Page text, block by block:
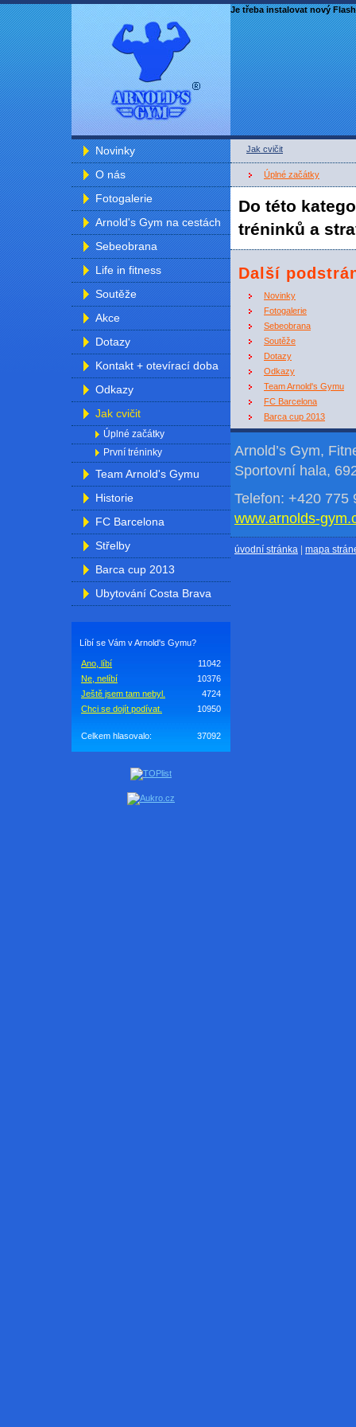
Je třeba instalovat nový Flash
Novinky
O nás
Fotogalerie
Arnold's Gym na cestách
Sebeobrana
Life in fitness
Soutěže
Akce
Dotazy
Kontakt + otevírací doba
Odkazy
Jak cvičit
Úplné začátky
První tréninky
Team Arnold's Gymu
Historie
FC Barcelona
Střelby
Barca cup 2013
Ubytování Costa Brava
Líbí se Vám v Arnold's Gymu?
Ano, líbí
11042
Ne, nelíbí
10376
Ještě jsem tam nebyl.
4724
Chci se dojít podívat.
10950
Celkem hlasovalo: 37092
Jak cvičit
Úplné začátky
Do této
tréninků a
Další
Novinky
Fotogalerie
Sebeobrana
Soutěže
Dotazy
Odkazy
Team Arnold's Gymu
FC Barcelona
Barca cup 2013
Arnold’s Gym,
Sportovní hala,
Telefon: +420
www.arnolds-
úvodní stránka | mapa